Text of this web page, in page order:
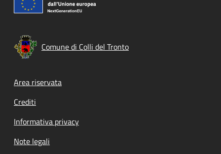
Comune di Colli del Tronto
Footer menu
Area riservata
Crediti
Informativa privacy
Note legali